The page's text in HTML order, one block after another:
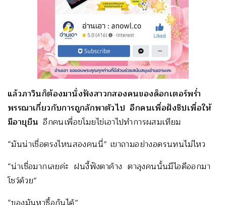
แล้วภาวินก็ต้องมานั่งฟังสาวกสองคนของด็อกเตอร์พร่ำ
พรรณาเกี่ยวกับการถูกลักพาตัวไป อีกคนเพื่อฝังชิปเพื่อให้
มีอายุยืนอีกคนเพื่อขโมยไข่เอาไปทำการผสมเทียม
“มันน่าเชื่อตรงไหนสองคนนี่” เขาถามอย่างอดรนทนไม่ไหว
“น่าเชื่อมากเลยค่ะ ฝนงี้ฟังตาค้าง ตาลุงคนนั้นมีไอดีออกมา
โชว์ด้วย”